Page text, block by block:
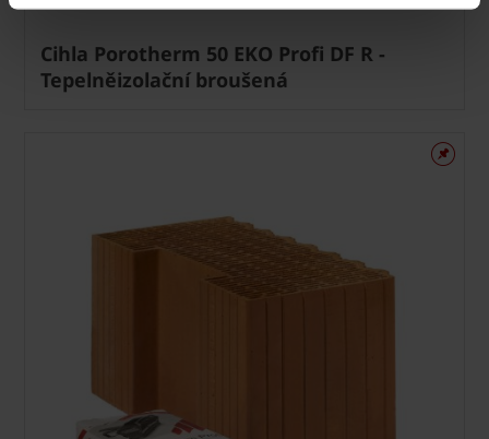
Cihla Porotherm 50 EKO Profi DF R -
Tepelněizolační broušená